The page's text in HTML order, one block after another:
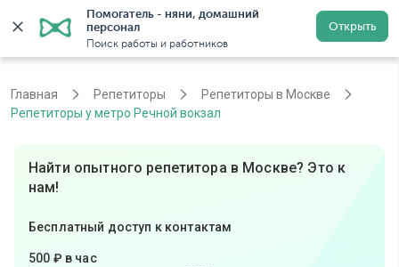
Помогатель - няни, домашний
персонал
Поиск работы и работников
Открыть
Регистрация
Главная Репетиторы
Репетиторы в Москве
Репетиторы у метро Речной вокзал
Найти опытного репетитора в Москве? Это к
нам!
Бесплатный доступ к контактам
500 ₽ в час